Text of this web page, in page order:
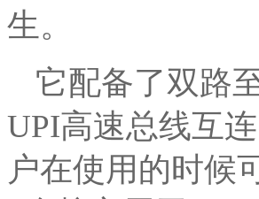
生。
它配备了双路
UPI高速总线互
户在使用的时候